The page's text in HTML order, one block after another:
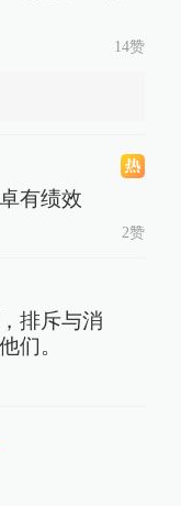
14赞
有绩效
2赞
排斥与消
们。